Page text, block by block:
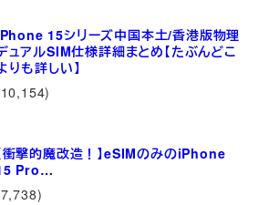
15シリーズ中国本土/香港版物理
ュアルSIM仕様詳細まとめ【たぶんどこ
りも詳しい】
衝撃的魔改造！】eSIMのみのiPhone
Pro…